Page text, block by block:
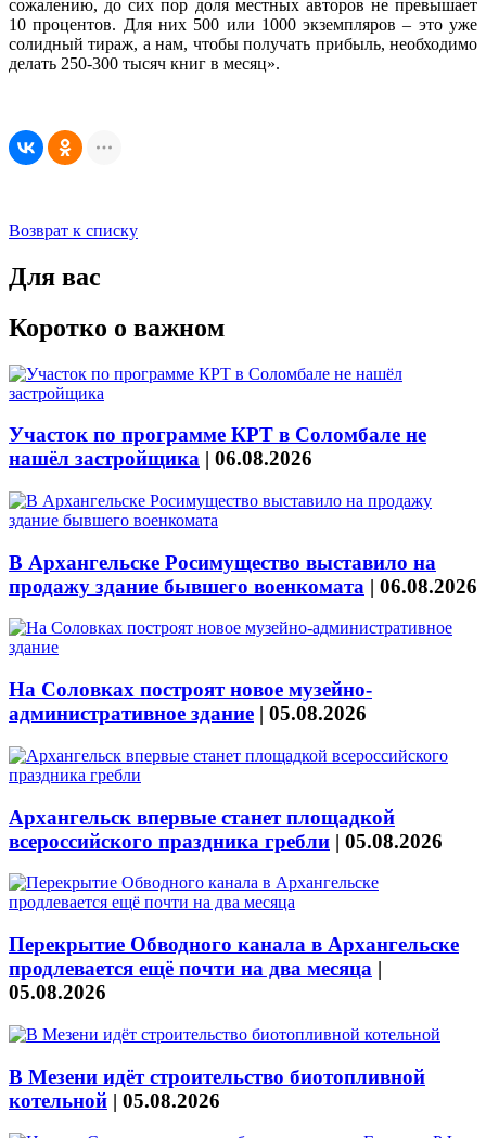
сожалению, до сих пор доля местных авторов не превышает
10 процентов. Для них 500 или 1000 экземпляров – это уже
солидный тираж, а нам, чтобы получать прибыль, необходимо
делать 250-300 тысяч книг в месяц».
Возврат к списку
Для вас
Коротко о важном
Участок по программе КРТ в Соломбале не
нашёл застройщика | 06.08.2026
В Архангельске Росимущество выставило на
продажу здание бывшего военкомата | 06.08.2026
На Соловках построят новое музейно-
административное здание | 05.08.2026
Архангельск впервые станет площадкой
всероссийского праздника гребли | 05.08.2026
Перекрытие Обводного канала в Архангельске
продлевается ещё почти на два месяца |
05.08.2026
В Мезени идёт строительство биотопливной
котельной | 05.08.2026